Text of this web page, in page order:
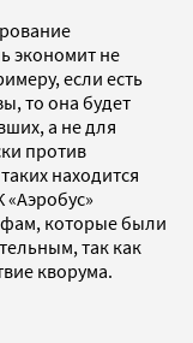
экономит не
если есть
то она будет
а не для
против
находится
которые были
так как
кворума.